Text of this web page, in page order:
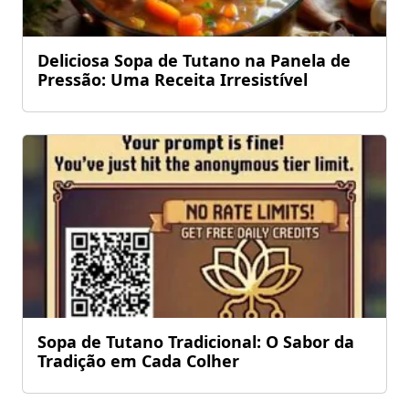
Deliciosa Sopa de Tutano na Panela de
Pressão: Uma Receita Irresistível
Sopa de Tutano Tradicional: O Sabor da
Tradição em Cada Colher